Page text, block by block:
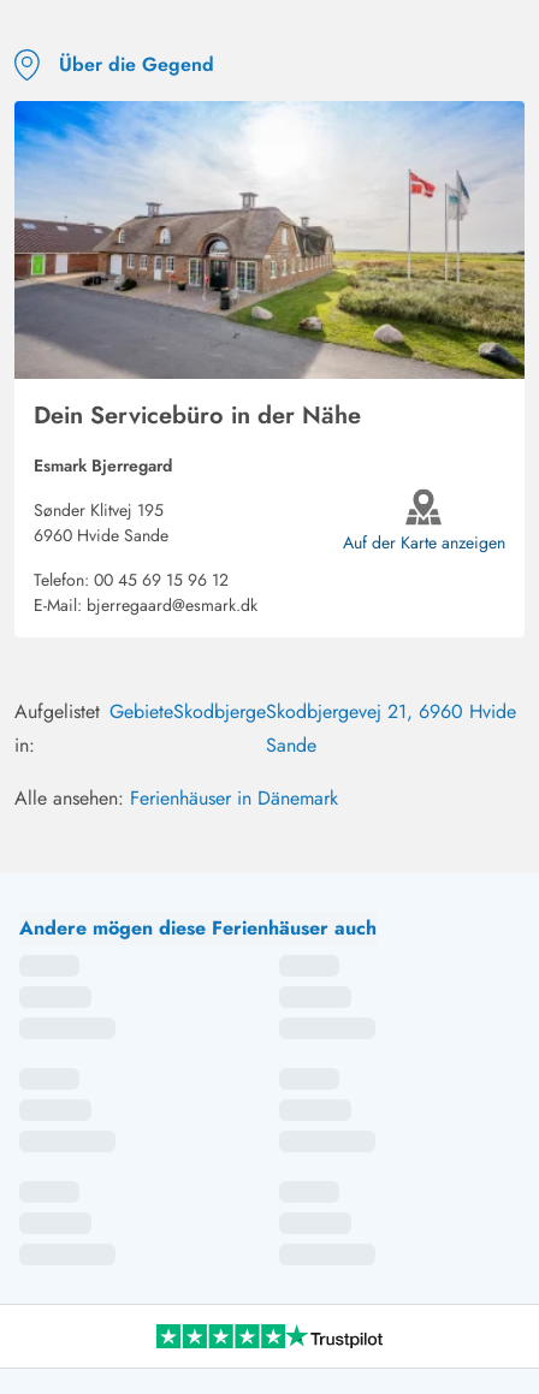
Über die Gegend
Dein Servicebüro in der Nähe
Esmark Bjerregard
Sønder Klitvej 195
6960 Hvide Sande
Telefon: 00 45 69 15 96 12
E-Mail: bjerregaard@esmark.dk
Auf der Karte anzeigen
Aufgelistet
in:
GebieteSkodbjergeSkodbjergevej 21, 6960 Hvide
Sande
Alle ansehen: Ferienhäuser in Dänemark
Andere mögen diese Ferienhäuser auch